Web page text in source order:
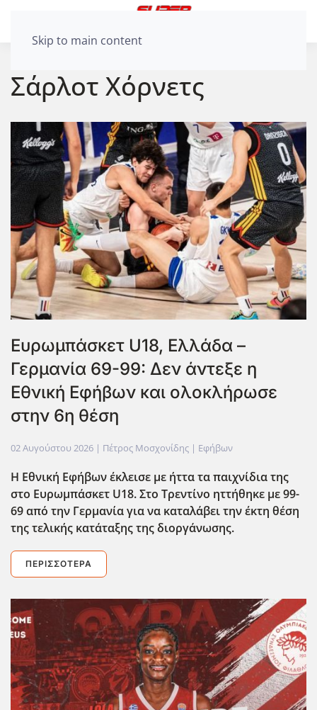
Skip to main content
Σάρλοτ Χόρνετς
Ευρωμπάσκετ U18, Ελλάδα –
Γερμανία 69-99: Δεν άντεξε η
Εθνική Εφήβων και ολοκλήρωσε
στην 6η θέση
02 Αυγούστου 2026 | Πέτρος Μοσχονίδης | Εφήβων
Η Εθνική Εφήβων έκλεισε με ήττα τα παιχνίδια της
στο Ευρωμπάσκετ U18. Στο Τρεντίνο ηττήθηκε με 99-
69 από την Γερμανία για να καταλάβει την έκτη θέση
της τελικής κατάταξης της διοργάνωσης.
ΠΕΡΙΣΣΌΤΕΡΑ